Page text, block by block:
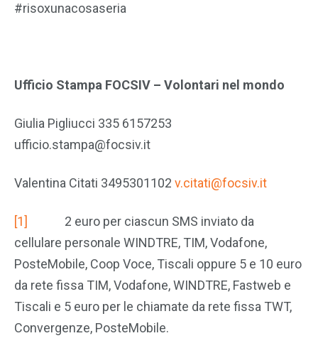
#risoxunacosaseria
Ufficio Stampa FOCSIV – Volontari nel mondo
Giulia Pigliucci 335 6157253
ufficio.stampa@focsiv.it
Valentina Citati 3495301102 v.citati@focsiv.it
[1]
2 euro per ciascun SMS inviato da
cellulare personale WINDTRE, TIM, Vodafone,
PosteMobile, Coop Voce, Tiscali oppure 5 e 10 euro
da rete fissa TIM, Vodafone, WINDTRE, Fastweb e
Tiscali e 5 euro per le chiamate da rete fissa TWT,
Convergenze, PosteMobile.